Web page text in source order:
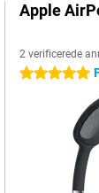
Apple
2 verificerede
5 stjerner